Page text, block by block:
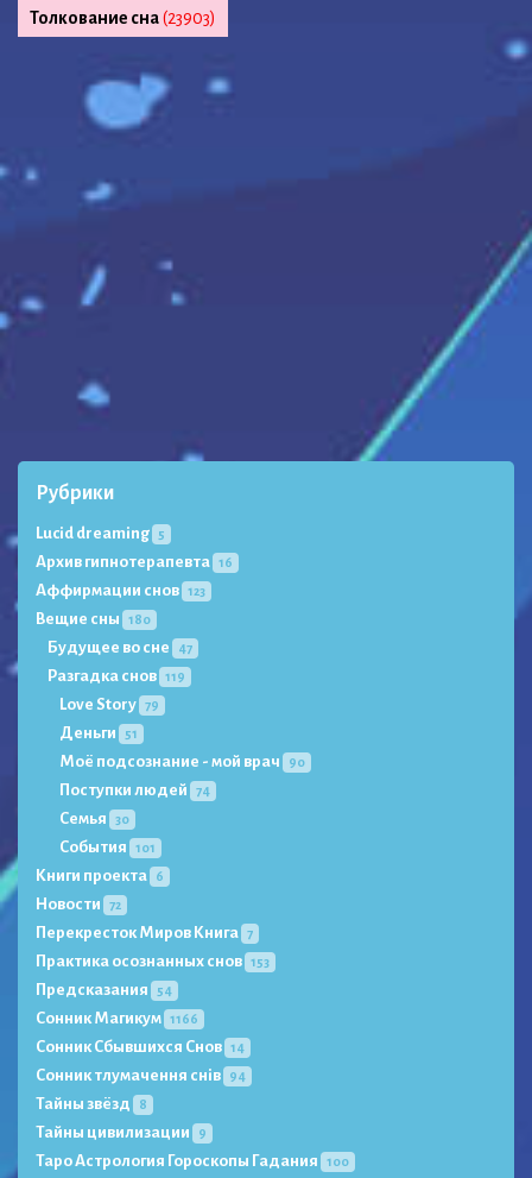
Толкование сна(23903)
Рубрики
Lucid dreaming 5
Архив гипнотерапевта 16
Аффирмации снов 123
Вещие сны 180
Будущее во сне 47
Разгадка снов 119
Love Story 79
Деньги 51
Моё подсознание - мой врач 90
Поступки людей 74
Семья 30
События 101
Книги проекта 6
Новости 72
Перекресток Миров Книга 7
Практика осознанных снов 153
Предсказания 54
Сонник Магикум 1166
Сонник Сбывшихся Снов 14
Сонник тлумачення снів 94
Тайны звёзд 8
Тайны цивилизации 9
Таро Астрология Гороскопы Гадания 100